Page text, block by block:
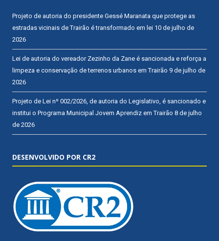
Projeto de autoria do presidente Gessé Maranata que protege as
estradas vicinais de Trairão é transformado em lei 10 de julho de
2026
Lei de autoria do vereador Zezinho da Zane é sancionada e reforça a
limpeza e conservação de terrenos urbanos em Trairão 9 de julho de
2026
Projeto de Lei nº 002/2026, de autoria do Legislativo, é sancionado e
institui o Programa Municipal Jovem Aprendiz em Trairão 8 de julho
de 2026
DESENVOLVIDO POR CR2